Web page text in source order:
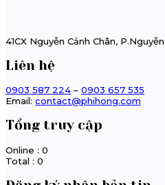
41CX Nguyễn Cảnh Chân,
Liên hệ
0903 587 224 – 0903 657 535
Email: contact@phihong.com
Tổng truy cập
Online : 0
Total : 0